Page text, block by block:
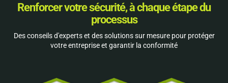
Renforcer votre sécurité, à chaque étape du
processus
Des conseils d'experts et des solutions sur mesure pour protéger
votre entreprise et garantir la conformité